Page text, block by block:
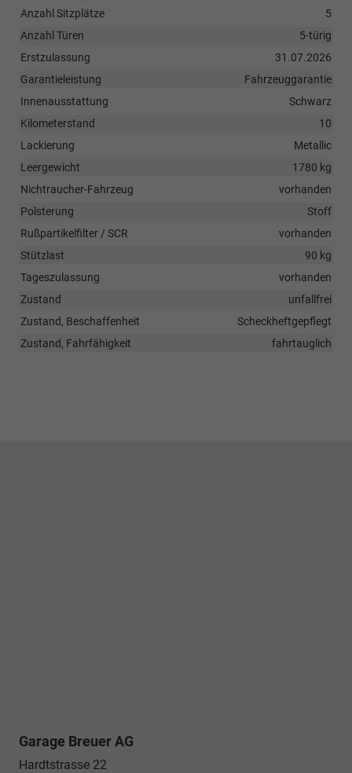
Anzahl Sitzplätze
5
Anzahl Türen
5-türig
Erstzulassung
31.07.2026
Garantieleistung
Fahrzeuggarantie
Innenausstattung
Schwarz
Kilometerstand
10
Lackierung
Metallic
Leergewicht
1780 kg
Nichtraucher-Fahrzeug
vorhanden
Polsterung
Stoff
Rußpartikelfilter / SCR
vorhanden
Stützlast
90 kg
Tageszulassung
vorhanden
Zustand
unfallfrei
Zustand, Beschaffenheit
Scheckheftgepflegt
Zustand, Fahrfähigkeit
fahrtauglich
Garage Breuer AG
Hardtstrasse 22